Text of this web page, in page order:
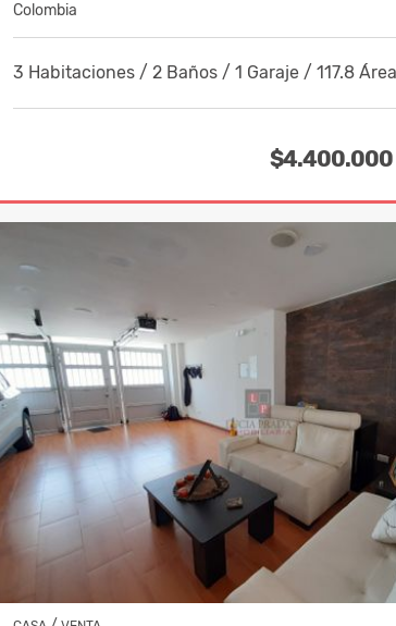
Colombia
3 Habitaciones / 2 Baños / 1 Garaje / 117.8
$4.400.000